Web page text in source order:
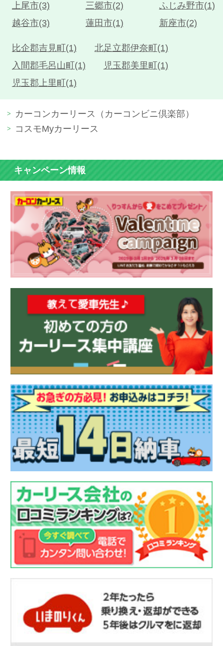
上尾市(3)
三郷市(2)
ふじみ野市(1)
越谷市(3)
蓮田市(1) 新座市(2)
比企郡吉見町(1)
北足立郡伊奈町(1)
入間郡毛呂山町(1)
児玉郡美里町(1)
児玉郡上里町(1)
カーコンカーリース（カーコンビニ倶楽部）
コスモMyカーリース
キャンペーン情報